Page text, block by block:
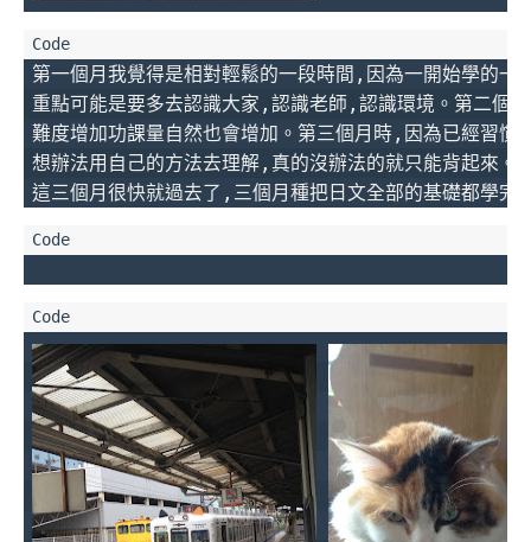
第一個月我覺得是相對輕鬆的一段時間,因為一開始學的
重點可能是要多去認識大家,認識老師,認識環境。第二個
難度增加功課量自然也會增加。第三個月時,因為已經習
想辦法用自己的方法去理解,真的沒辦法的就只能背起來
這三個月很快就過去了,三個月種把日文全部的基礎都學完